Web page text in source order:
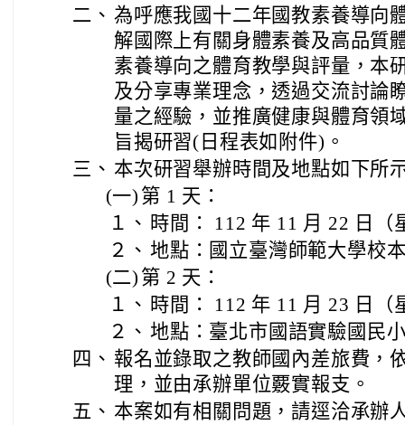
二、 為呼應我國十二年國教素養導向
解國際上有關身體素養及高品質
素養導向之體育教學與評量，本
及分享專業理念，透過交流討論
量之經驗，並推廣健康與體育領
旨揭研習(日程表如附件)。
三、 本次研習舉辦時間及地點如下所
(一) 第 1 天：
１、 時間： 112 年 11 月 22 日
２、 地點：國立臺灣師範大學校
(二) 第 2 天：
１、 時間： 112 年 11 月 23 日
２、 地點：臺北市國語實驗國民
四、 報名並錄取之教師國內差旅費，
理，並由承辦單位覈實報支。
五、 本案如有相關問題，請逕洽承辦